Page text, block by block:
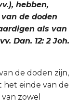
hebben,
de doden
als van
Dan. 12: 2 Joh.
de doden zijn,
het einde van de
zowel